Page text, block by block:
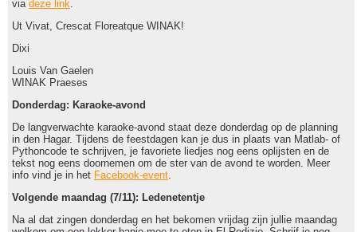
via deze link.
Ut Vivat, Crescat Floreatque WINAK!
Dixi
Louis Van Gaelen
WINAK Praeses
Donderdag: Karaoke-avond
De langverwachte karaoke-avond staat deze donderdag op de planning
in den Hagar. Tijdens de feestdagen kan je dus in plaats van Matlab- of
Pythoncode te schrijven, je favoriete liedjes nog eens oplijsten en de
tekst nog eens doornemen om de ster van de avond te worden. Meer
info vind je in het Facebook-event.
Volgende maandag (7/11): Ledenetentje
Na al dat zingen donderdag en het bekomen vrijdag zijn jullie maandag